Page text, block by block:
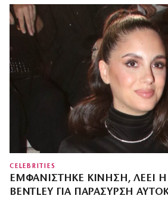
CELEBRITIES
ΕΜΦΑΝΊΣΤΗΚΕ ΚΊΝΗΣΗ, ΛΈΕΙ
BENTLEY ΓΙΑ ΠΑΡΑΣΎΡΣΗ